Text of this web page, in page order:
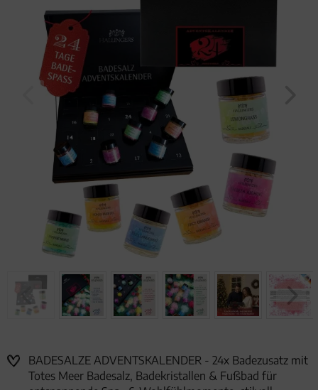
BADESALZE ADVENTSKALENDER - 24x Badezusatz mit
Totes Meer Badesalz, Badekristallen & Fußbad für
Geburtstag